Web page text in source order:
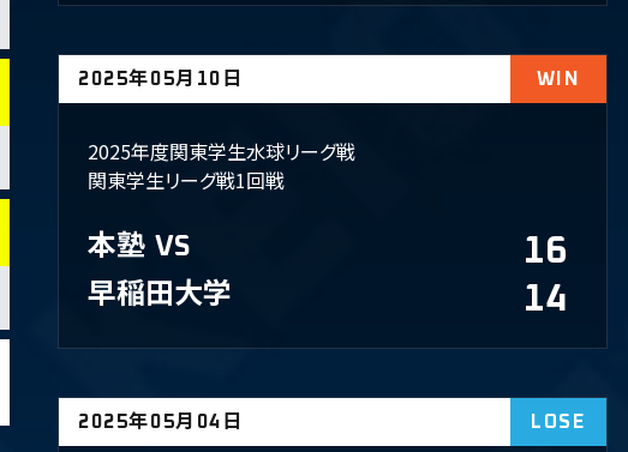
2025年05月10日 WIN
2025年度関東学生水球リーグ戦
関東学生リーグ戦1回戦
本塾 VS 16
早稲田大学 14
2025年05月04日 LOSE